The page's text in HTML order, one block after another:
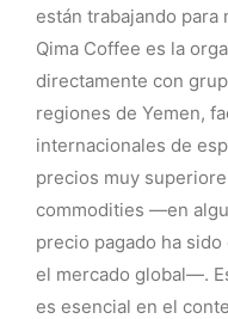
están trabajando para
Qima Coffee es la
directamente con
regiones de Yemen,
internacionales de
precios muy
commodities —en
precio pagado ha
el mercado global—.
es esencial en el